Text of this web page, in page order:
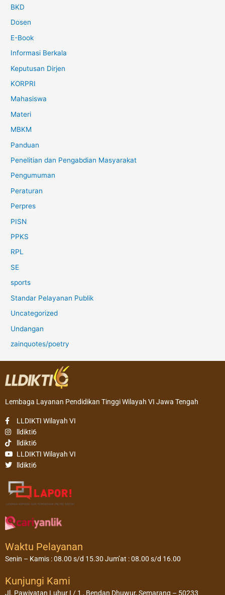
BKD
Dosen
E-Book
Informasi Berkala
Keputusan Dirjen
KORPRI
Mahasiswa
Materi
MBKM
Panduan
Penelitian dan Pengabdian Masyarakat
Pengumuman
Peraturan
Perpres
PISN
PPKS
RPL
SE
sports
Standar Pelayanan Publik
Uncategorized
Undangan
zainquotes/poetry
Lembaga Layanan Pendidikan Tinggi Wilayah VI Jawa Tengah
LLDIKTI Wilayah VI
lldikti6
lldikti6
LLDIKTI Wilayah VI
lldikti6
Waktu Pelayanan
Senin – Kamis : 08.00 s/d 15.30 Jum’at : 08.00 s/d 16.00
Kunjungi Kami
Jl. Pawiyatan Luhur I / 1 , Bendan Dhuwur, Semarang – 50233